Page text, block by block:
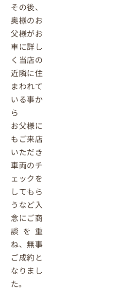
その後、
奥様のお
父様がお
車に詳し
く当店の
近隣に住
まわれて
いる事か
ら
お父様に
もご来店
いただき
車両のチ
ェックを
してもら
うなど入
念にご商
談を重
ね、無事
ご成約と
なりまし
た。